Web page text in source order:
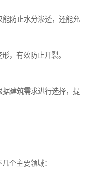
能防止水分渗透，还能允
，有效防止开裂。
据建筑需求进行选择，提
个主要领域：